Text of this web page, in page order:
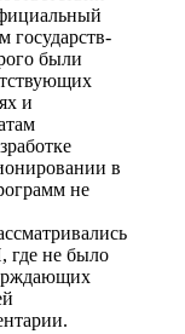
государств-
были
и
в
не
где не было